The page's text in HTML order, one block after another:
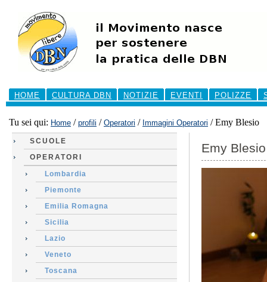
contenuti.
navigazione
Sezioni
HOME
CULTURA DBN NOTIZIE EVENTI POLIZZE
Tu sei qui: Home / profili / Operatori / Immagini Operatori /Emy Blesio
SCUOLE
OPERATORI
Lombardia
Piemonte
Emilia Romagna
Sicilia
Lazio
Veneto
Toscana
Emy Blesio